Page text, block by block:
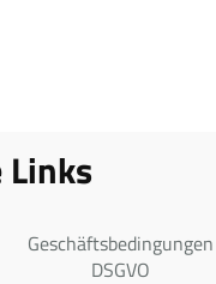
Geschäftsbedingungen
DSGVO